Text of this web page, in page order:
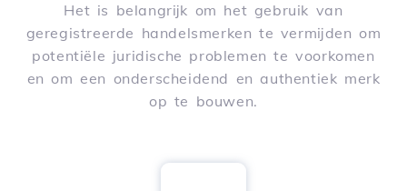
Het is belangrijk om het gebruik van
geregistreerde handelsmerken te vermijden om
potentiële juridische problemen te voorkomen
en om een onderscheidend en authentiek merk
op te bouwen.